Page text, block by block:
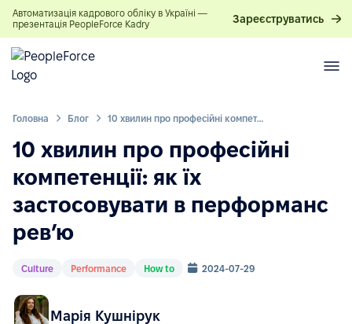
Автоматизація кадрового обліку в Україні —
презентація PeopleForce Kadry
Зареєструватись
Головна Блог 10 хвилин про професійні компетенції: як їх застосовувати в перформанс ревʼю
10 хвилин про професійні
компетенції: як їх
застосовувати в перформанс
ревʼю
Culture Performance How to 2024-07-29
Марія Кушнірук